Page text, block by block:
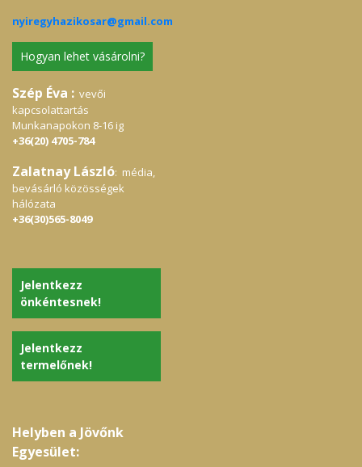
nyiregyhazikosar@gmail.com
Hogyan lehet vásárolni?
Szép Éva : vevői
kapcsolattartás
Munkanapokon 8-16 ig
+36(20) 4705-784
Zalatnay László: média,
bevásárló közösségek
hálózata
+36(30)565-8049
Jelentkezz
önkéntesnek!
Jelentkezz
termelőnek!
Helyben a Jövőnk
Egyesület: